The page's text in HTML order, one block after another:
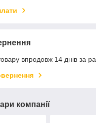
впродовж 14 днів за
компанії